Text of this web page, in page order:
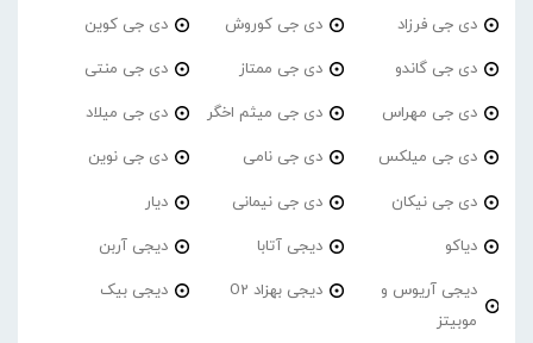
دی جی فرزاد دی جی کوروش دی جی کوین
دی جی گاندو دی جی ممتاز دی جی منتی
دی جی مهراس دی جی میثم اخگر دی جی میلاد
دی جی میلکس دی جی نامی دی جی نوین
دی جی نیکان دی جی نیمانی دیار
دیاکو دیجی آتابا دیجی آربن
دیجی آریوس و
موبیتز
دیجی بهزاد O2 دیجی بیک